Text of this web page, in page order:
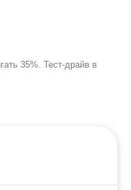
35%. Тест-драйв в